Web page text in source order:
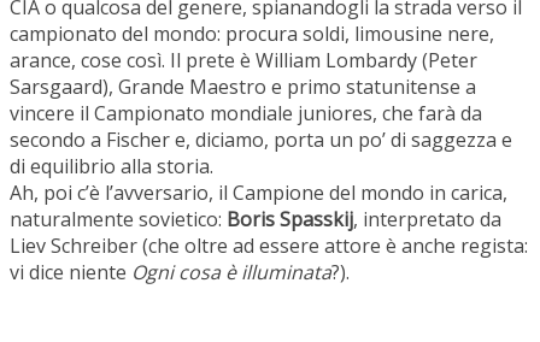
CIA o qualcosa del genere, spianandogli la strada verso il
campionato del mondo: procura soldi, limousine nere,
arance, cose così. Il prete è William Lombardy (Peter
Sarsgaard), Grande Maestro e primo statunitense a
vincere il Campionato mondiale juniores, che farà da
secondo a Fischer e, diciamo, porta un po’ di saggezza e
di equilibrio alla storia.
Ah, poi c’è l’avversario, il Campione del mondo in carica,
naturalmente sovietico: Boris Spasskij, interpretato da
Liev Schreiber (che oltre ad essere attore è anche regista:
vi dice niente Ogni cosa è illuminata?).